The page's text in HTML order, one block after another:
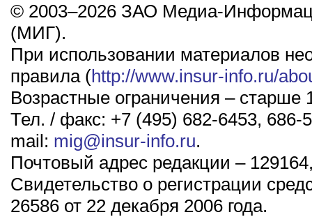
© 2003–2026 ЗАО Медиа-
(МИГ).
При использовании материалов
правила (http://www.insur-info.ru/
Возрастные ограничения – старше
Тел. / факс: +7 (495) 682-6453, 686-
mail: mig@insur-info.ru.
Почтовый адрес редакции –
Свидетельство о регистрации
26586 от 22 декабря 2006 года.